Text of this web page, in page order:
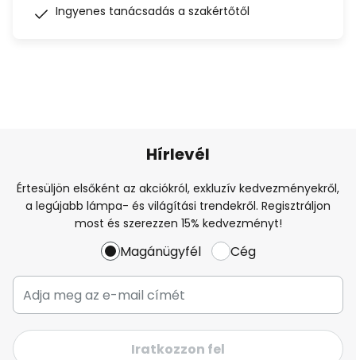
Ingyenes tanácsadás a szakértőtől
Hírlevél
Értesüljön elsőként az akciókról, exkluzív kedvezményekről,
a legújabb lámpa- és világítási trendekről. Regisztráljon
most és szerezzen 15% kedvezményt!
Magánügyfél Cég
Iratkozzon fel